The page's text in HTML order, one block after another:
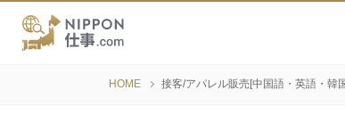
HOME 接客/アパレル販売[中国語・英語・韓